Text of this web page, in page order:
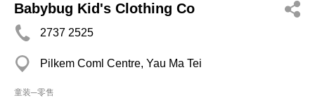
Babybug Kid's Clothing Co
2737 2525
Pilkem Coml Centre, Yau Ma Tei
童装─零售